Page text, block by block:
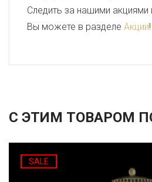
Следить за нашими
Вы можете в разделе Акции!
С ЭТИМ ТОВАРОМ
SALE